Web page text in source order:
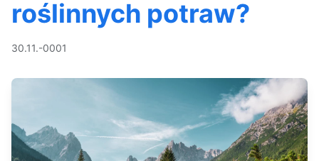
roślinnych potraw?
30.11.-0001